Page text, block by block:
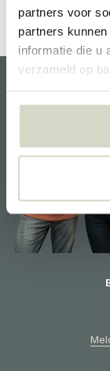
partners voor
partners
informatie die u
verzameld op